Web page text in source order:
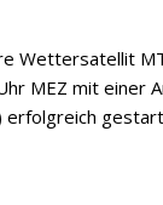
Wettersatellit
MEZ mit einer
erfolgreich